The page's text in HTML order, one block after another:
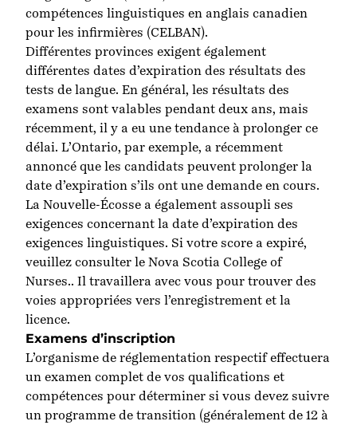
compétences linguistiques en anglais canadien
pour les infirmières (CELBAN).
Différentes provinces exigent également
différentes dates d’expiration des résultats des
tests de langue. En général, les résultats des
examens sont valables pendant deux ans, mais
récemment, il y a eu une tendance à prolonger ce
délai. L’Ontario, par exemple, a récemment
annoncé que les candidats peuvent prolonger la
date d’expiration s’ils ont une demande en cours.
La Nouvelle-Écosse a également assoupli ses
exigences concernant la date d’expiration des
exigences linguistiques. Si votre score a expiré,
veuillez consulter le Nova Scotia College of
Nurses.. Il travaillera avec vous pour trouver des
voies appropriées vers l’enregistrement et la
licence.
Examens d’inscription
L’organisme de réglementation respectif effectuera
un examen complet de vos qualifications et
compétences pour déterminer si vous devez suivre
un programme de transition (généralement de 12 à